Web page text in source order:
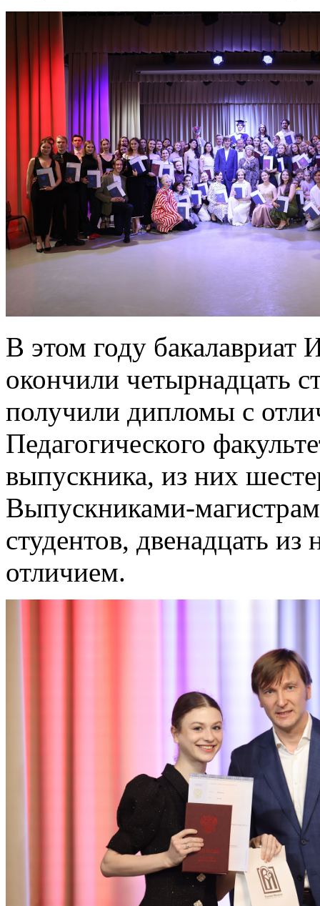
В этом году бакалавриат
окончили четырнадцать
получили дипломы с
Педагогического
выпускника, из них
Выпускниками-
студентов, двенадцать
отличием.